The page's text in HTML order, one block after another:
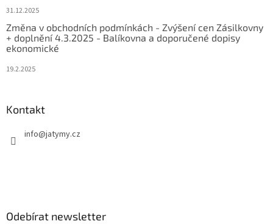
31.12.2025
Změna v obchodních podmínkách - Zvýšení cen Zásilkovny
+ doplnění 4.3.2025 - Balíkovna a doporučené dopisy
ekonomické
19.2.2025
Kontakt
info@jatymy.cz
Odebírat newsletter